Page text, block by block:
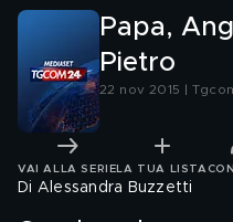
Papa,
Pietro
22 nov 2015 |
VAI ALLA SERIE LA TUA LISTA
Di Alessandra Buzzetti